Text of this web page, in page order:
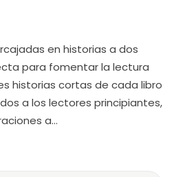
en historias a dos
para fomentar la lectura
historias cortas de cada libro
a los lectores principiantes,
a…